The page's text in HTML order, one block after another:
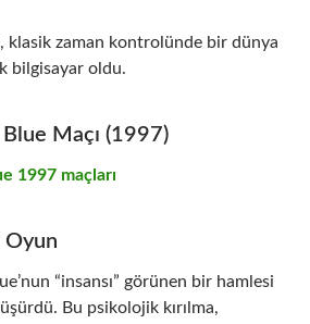
klasik zaman kontrolünde bir dünya
bilgisayar oldu.
Maçı (1997)
1997 maçları
Oyun
“insansı” görünen bir hamlesi
Bu psikolojik kırılma,